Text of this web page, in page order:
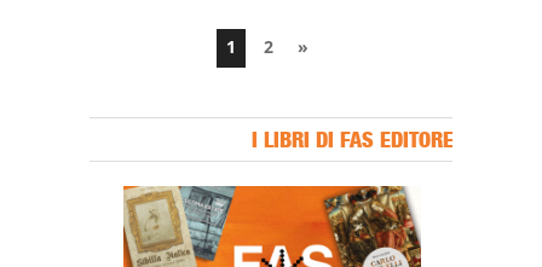
1 2 »
I LIBRI DI FAS EDITORE